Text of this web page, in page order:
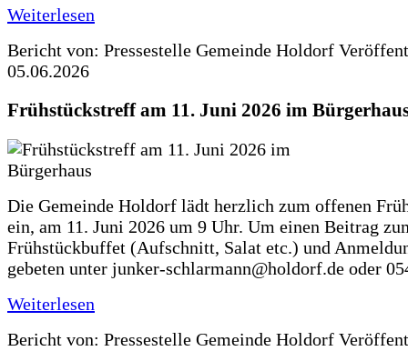
Weiterlesen
Bericht von: Pressestelle Gemeinde Holdorf
05.06.2026
Frühstückstreff am 11. Juni 2026 im
Die Gemeinde Holdorf lädt herzlich zum offenen
ein, am 11. Juni 2026 um 9 Uhr. Um einen Beitrag
Frühstückbuffet (Aufschnitt, Salat etc.) und
gebeten unter junker-schlarmann@holdorf.de oder
Weiterlesen
Bericht von: Pressestelle Gemeinde Holdorf